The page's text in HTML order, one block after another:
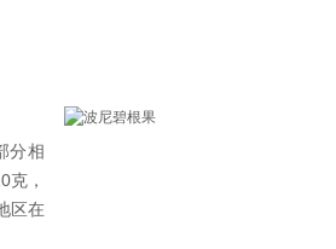
分相
，
区在